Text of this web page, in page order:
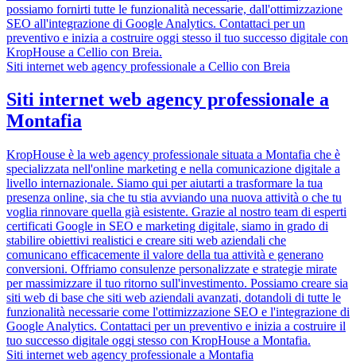
possiamo fornirti tutte le funzionalità necessarie, dall'ottimizzazione
SEO all'integrazione di Google Analytics. Contattaci per un
preventivo e inizia a costruire oggi stesso il tuo successo digitale con
KropHouse a Cellio con Breia.
Siti internet web agency professionale a Cellio con Breia
Siti internet web agency professionale a
Montafia
KropHouse è la web agency professionale situata a Montafia che è
specializzata nell'online marketing e nella comunicazione digitale a
livello internazionale. Siamo qui per aiutarti a trasformare la tua
presenza online, sia che tu stia avviando una nuova attività o che tu
voglia rinnovare quella già esistente. Grazie al nostro team di esperti
certificati Google in SEO e marketing digitale, siamo in grado di
stabilire obiettivi realistici e creare siti web aziendali che
comunicano efficacemente il valore della tua attività e generano
conversioni. Offriamo consulenze personalizzate e strategie mirate
per massimizzare il tuo ritorno sull'investimento. Possiamo creare sia
siti web di base che siti web aziendali avanzati, dotandoli di tutte le
funzionalità necessarie come l'ottimizzazione SEO e l'integrazione di
Google Analytics. Contattaci per un preventivo e inizia a costruire il
tuo successo digitale oggi stesso con KropHouse a Montafia.
Siti internet web agency professionale a Montafia